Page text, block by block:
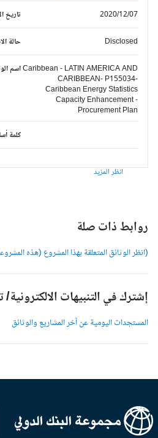
تاريخ 2020/12/07
حالة Disclosed
اسم الوثيقةCaribbean - LATIN AMERICA AND
CARIBBEAN- P155034-
Caribbean Energy Statistics
Capacity Enhancement -
Procurement Plan
كلمة
انظر المزيد
روابط ذات صلة
(انظر الوثائق المتعلقة بهذا المشروع (هذه المشروعات
إشترك في التنبيهات الالكترونية/
المستجدات اليومية عن آخر المشاريع والوثائق